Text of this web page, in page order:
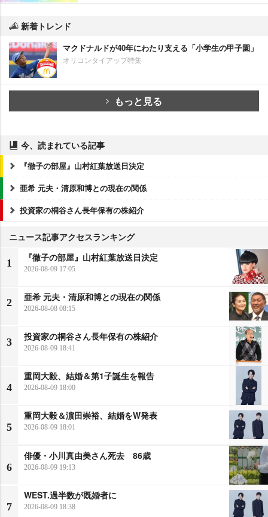
新着トレンド
マクドナルドが40年にわたり支える「小学生の甲子園」
オリコンタイアップ特集
もっと見る
今、読まれている記事
『徹子の部屋』山村紅葉放送日決定
亜希 元夫・清原和博との現在の関係
投資家の桐谷さん長年保有の株紹介
ニュース記事アクセスランキング
1
『徹子の部屋』山村紅葉放送日決定
2026-08-09 17:05
2
亜希 元夫・清原和博との現在の関係
2026-08-08 08:15
3
投資家の桐谷さん長年保有の株紹介
2026-08-09 18:41
4
重岡大毅、結婚＆第1子誕生を報告
2026-08-09 18:00
5
重岡大毅＆濵田崇裕、結婚をW発表
2026-08-09 18:01
6
俳優・小川真由美さん死去 86歳
2026-08-09 19:13
7
WEST.過半数が既婚者に
2026-08-09 18:38